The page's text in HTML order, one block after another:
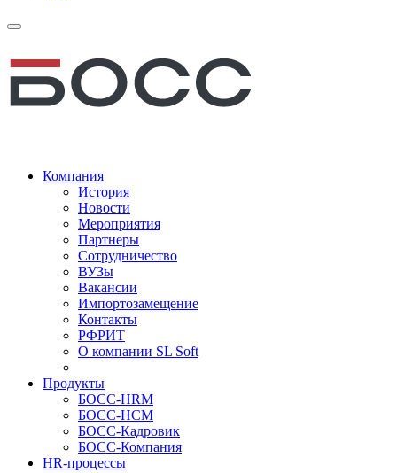
Компания
История
Новости
Мероприятия
Партнеры
Сотрудничество
ВУЗы
Вакансии
Импортозамещение
Контакты
РФРИТ
О компании SL Soft
Продукты
БОСС-HRM
БОСС-HCM
БОСС-Кадровик
БОСС-Компания
HR-процессы